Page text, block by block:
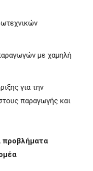
με χαμηλή
για την
παραγωγής και
προβλήματα